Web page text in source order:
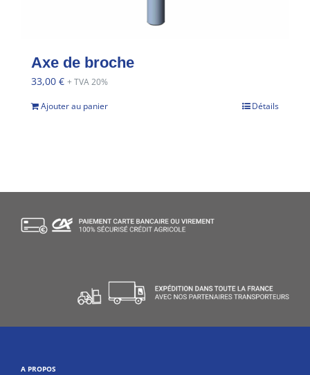
Axe de broche
33,00 € + TVA 20%
Ajouter au panier Détails
A PROPOS